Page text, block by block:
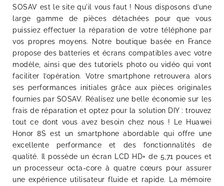
SOSAV est le site qu'il vous faut ! Nous disposons d’une
large gamme de pièces détachées pour que vous
puissiez effectuer la réparation de votre téléphone par
vos propres moyens. Notre boutique basée en France
propose des batteries et écrans compatibles avec votre
modèle, ainsi que des tutoriels photo ou vidéo qui vont
faciliter l’opération. Votre smartphone retrouvera alors
ses performances initiales grâce aux pièces originales
fournies par SOSAV. Réalisez une belle économie sur les
frais de réparation et optez pour la solution DIY : trouvez
tout ce dont vous avez besoin chez nous ! Le Huawei
Honor 8S est un smartphone abordable qui offre une
excellente performance et des fonctionnalités de
qualité. Il possède un écran LCD HD+ de 5,71 pouces et
un processeur octa-core à quatre cœurs pour assurer
une expérience utilisateur fluide et rapide. La mémoire